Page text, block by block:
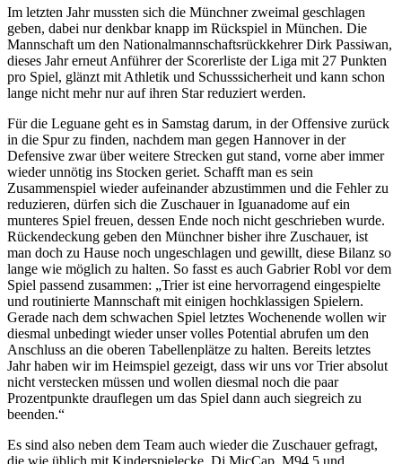
Im letzten Jahr mussten sich die Münchner zweimal geschlagen
geben, dabei nur denkbar knapp im Rückspiel in München. Die
Mannschaft um den Nationalmannschaftsrückkehrer Dirk Passiwan,
dieses Jahr erneut Anführer der Scorerliste der Liga mit 27 Punkten
pro Spiel, glänzt mit Athletik und Schusssicherheit und kann schon
lange nicht mehr nur auf ihren Star reduziert werden.
Für die Leguane geht es in Samstag darum, in der Offensive zurück
in die Spur zu finden, nachdem man gegen Hannover in der
Defensive zwar über weitere Strecken gut stand, vorne aber immer
wieder unnötig ins Stocken geriet. Schafft man es sein
Zusammenspiel wieder aufeinander abzustimmen und die Fehler zu
reduzieren, dürfen sich die Zuschauer in Iguanadome auf ein
munteres Spiel freuen, dessen Ende noch nicht geschrieben wurde.
Rückendeckung geben den Münchner bisher ihre Zuschauer, ist
man doch zu Hause noch ungeschlagen und gewillt, diese Bilanz so
lange wie möglich zu halten. So fasst es auch Gabrier Robl vor dem
Spiel passend zusammen: „Trier ist eine hervorragend eingespielte
und routinierte Mannschaft mit einigen hochklassigen Spielern.
Gerade nach dem schwachen Spiel letztes Wochenende wollen wir
diesmal unbedingt wieder unser volles Potential abrufen um den
Anschluss an die oberen Tabellenplätze zu halten. Bereits letztes
Jahr haben wir im Heimspiel gezeigt, dass wir uns vor Trier absolut
nicht verstecken müssen und wollen diesmal noch die paar
Prozentpunkte drauflegen um das Spiel dann auch siegreich zu
beenden.“
Es sind also neben dem Team auch wieder die Zuschauer gefragt,
die wie üblich mit Kinderspielecke, Dj MicCap, M94.5 und